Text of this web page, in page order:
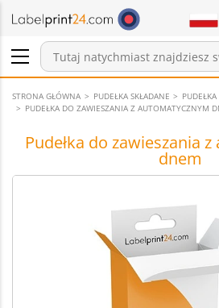
Zaloguj się / Zarejestruj
Pozycji w koszyku
Wiadomości
STRONA GŁÓWNA PUDEŁKA SKŁADANE
PUDEŁKA DO ZAWIESZANIA Z AUTOMATYCZNYM
Pudełka do zawieszania
dnem